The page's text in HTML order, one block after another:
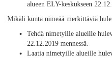
alueen ELY-keskukseen
Mikäli kunta nimeää merkittäviä
Tehdä nimetyille alueille
22.12.2019 mennessä.
Laatia nimetyille alueille